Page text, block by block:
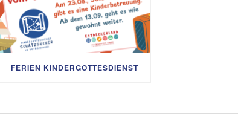
FERIEN KINDERGOTTESDIENST